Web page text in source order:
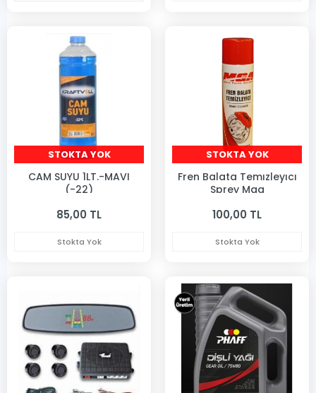
STOKTA YOK
CAM SUYU 1LT.-MAVI
(-22)
85,00 TL
Stokta Yok
STOKTA YOK
Fren Balata Temızleyıcı
Sprey Mga
100,00 TL
Stokta Yok